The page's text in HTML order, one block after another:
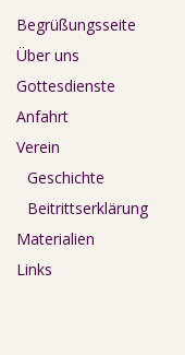
Begrüßungsseite
Über uns
Gottesdienste
Anfahrt
Verein
Geschichte
Beitrittserklärung
Materialien
Links